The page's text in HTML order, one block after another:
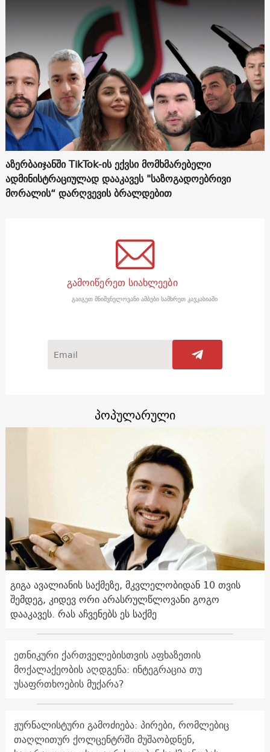
აზერბაიჯანში TikTok-ის ექვსი მომხმარებელი
ადმინისტრაციულად დააკავეს "საზოგადოებრივი
მორალის“ დარღვევის ბრალდებით
გამოიწერეთ სიახლეები
გაიგეთ მნიშვნელოვანი ამბები სამხრეთ კავკასიაში
პოპულარული
გიგა ავალიანის საქმეზე, მკვლელობიდან 10 თვის
შემდეგ, კიდევ ორი არასრულწლოვანი გოგო
დააკავეს. რას აჩვენებს ეს საქმე
ეთნიკური ქართველებისთვის აფხაზეთის
მოქალაქეობის აღდგენა: ინტეგრაცია თუ
უსაფრთხოების მუქარა?
ჟურნალისტური გამოძიება: პირები, რომლებიც
თაღლითურ ქოლცენტრში მუშაობდნენ,